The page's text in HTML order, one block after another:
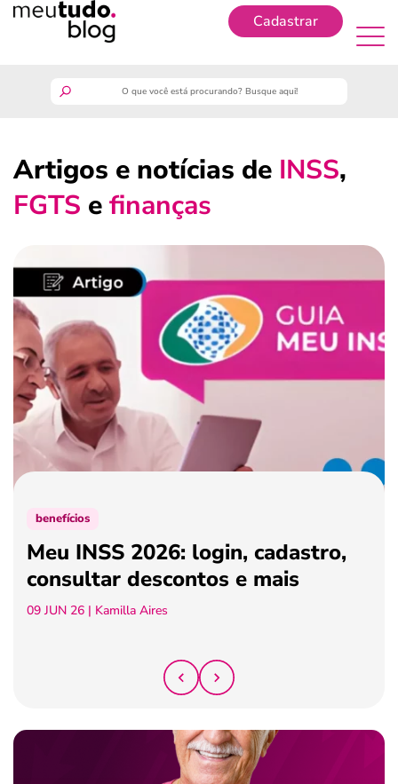
Cadastrar
guia do trabalhador
benefícios
crédito fácil
últimas notícias
ferramentas
Artigos e notícias de INSS,
FGTS efinanças
benefícios
Meu INSS 2026: login, cadastro,
consultar descontos e mais
09 JUN 26 | Kamilla Aires